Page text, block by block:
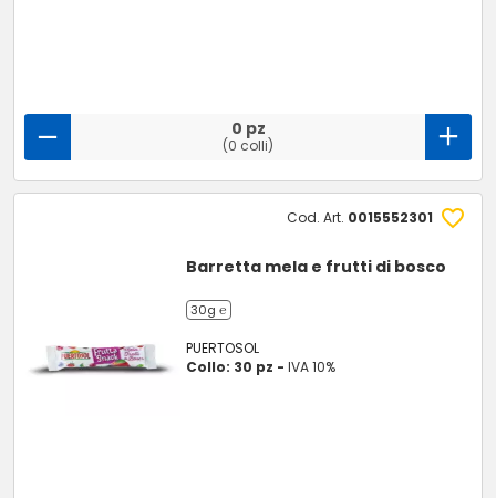
0 pz
(0 colli)
Cod. Art. 0015552301
Barretta mela e frutti di bosco
30g ℮
PUERTOSOL
Collo: 30 pz -IVA 10%